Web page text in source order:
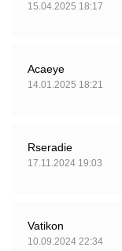
15.04.2025 18:17
Acaeye
14.01.2025 18:21
Rseradie
17.11.2024 19:03
Vatikon
10.09.2024 22:34